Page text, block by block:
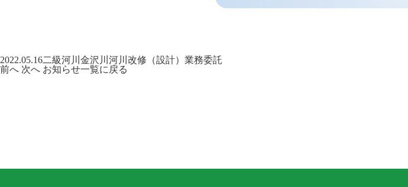
2022.05.16二級河川金沢川河川改修（設計）業務委託
前へ 次へ お知らせ一覧に戻る